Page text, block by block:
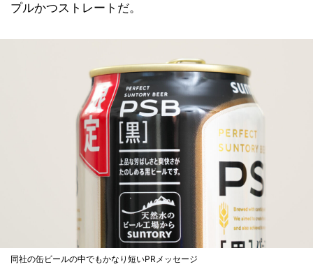
プルかつストレートだ。
同社の缶ビールの中でもかなり短いPRメッセージ